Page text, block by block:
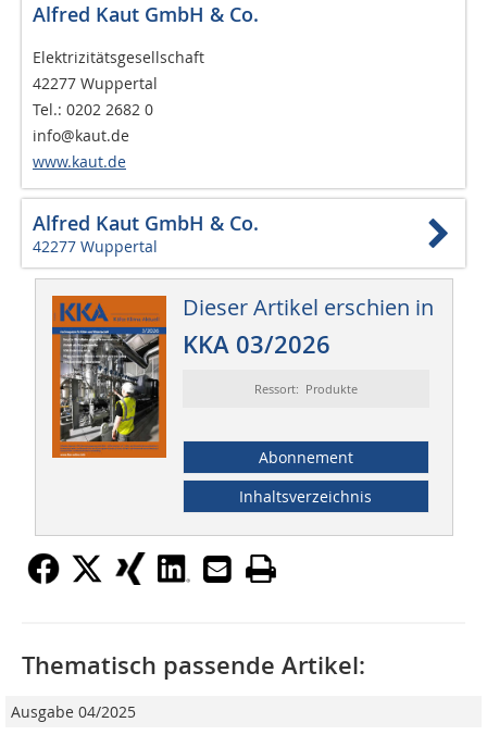
Alfred Kaut GmbH & Co.
Elektrizitätsgesellschaft
42277 Wuppertal
Tel.: 0202 2682 0
info@kaut.de
www.kaut.de
Alfred Kaut GmbH & Co.
42277 Wuppertal
Dieser Artikel erschien in
KKA 03/2026
Ressort: Produkte
Abonnement
Inhaltsverzeichnis
Thematisch passende Artikel:
Ausgabe 04/2025